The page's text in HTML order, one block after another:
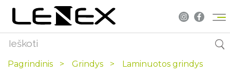
Pagrindinis Grindys Laminuotos grindys